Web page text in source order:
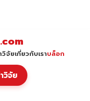
.com
วิจัยเกี่ยวกับเราบล็อก
วิจัย